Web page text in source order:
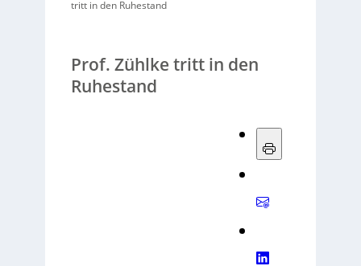
tritt in den Ruhestand
Prof. Zühlke tritt in den
Ruhestand